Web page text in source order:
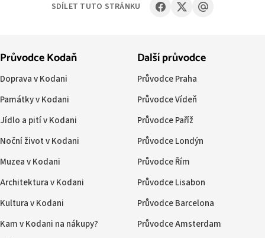
SDÍLET TUTO STRÁNKU
Průvodce Kodaň
Doprava v Kodani
Památky v Kodani
Jídlo a pití v Kodani
Noční život v Kodani
Muzea v Kodani
Architektura v Kodani
Kultura v Kodani
Kam v Kodani na nákupy?
Další průvodce
Průvodce Praha
Průvodce Vídeň
Průvodce Paříž
Průvodce Londýn
Průvodce Řím
Průvodce Lisabon
Průvodce Barcelona
Průvodce Amsterdam